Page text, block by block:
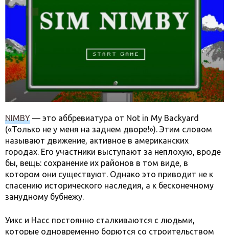
NIMBY — это аббревиатура от Not in My Backyard
(«Только не у меня на заднем дворе!»). Этим словом
называют движение, активное в американских
городах. Его участники выступают за неплохую, вроде
бы, вещь: сохранение их районов в том виде, в
котором они существуют. Однако это приводит не к
спасению исторического наследия, а к бесконечному
занудному бубнежу.
Уикс и Насс постоянно сталкиваются с людьми,
которые одновременно борются со строительством